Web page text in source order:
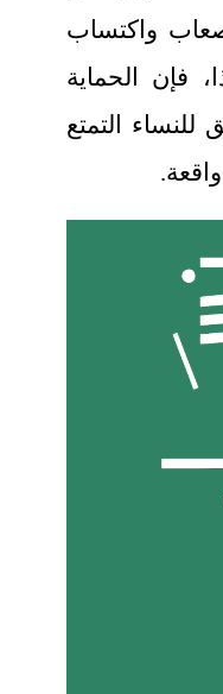
واكتساب
فإن الحماية
للنساء التمتع